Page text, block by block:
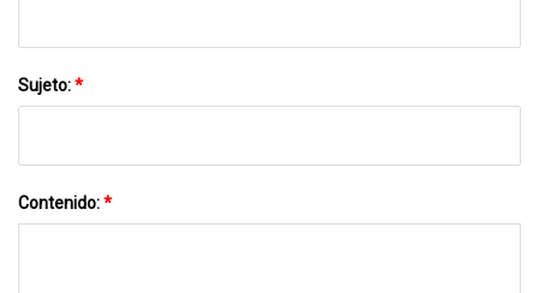
Sujeto:*
Contenido:*